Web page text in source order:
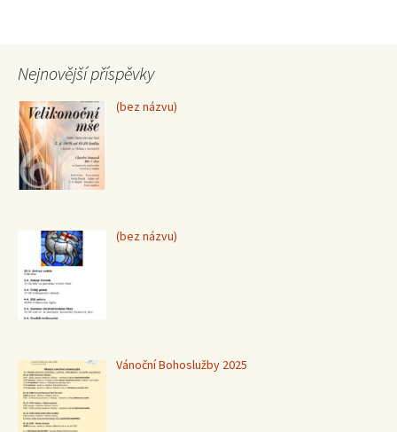
Nejnovější příspěvky
(bez názvu)Příspěvek
(bez názvu)Příspěvek
Vánoční Bohoslužby 2025